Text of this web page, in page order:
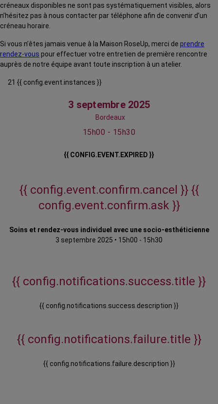
créneaux disponibles ne sont pas systématiquement visibles, alors
n’hésitez pas à nous contacter par téléphone afin de convenir d’un
créneau horaire.
Si vous n’êtes jamais venue à la Maison RoseUp, merci de prendre
rendez-vous pour effectuer votre entretien de première rencontre
auprès de notre équipe avant toute inscription à un atelier.
21 {{ config.event.instances }}
3 septembre 2025
Bordeaux
15h00 - 15h30
{{ CONFIG.EVENT.EXPIRED }}
{{ config.event.confirm.cancel }} {{
config.event.confirm.ask }}
Soins et rendez-vous individuel avec une socio-esthéticienne
3 septembre 2025 • 15h00 - 15h30
{{ config.notifications.success.title }}
{{ config.notifications.success.description }}
{{ config.notifications.failure.title }}
{{ config.notifications.failure.description }}